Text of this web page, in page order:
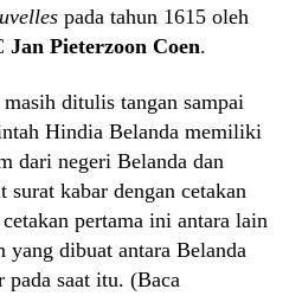
pada tahun 1615 oleh
Jan Pieterzoon Coen.
ditulis tangan sampai
Hindia Belanda memiliki
dari negeri Belanda dan
surat kabar dengan cetakan
pertama ini antara lain
yang dibuat antara Belanda
pada saat itu. (Baca